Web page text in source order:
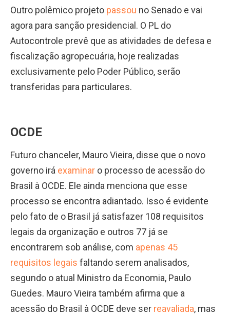
Outro polêmico projeto passou no Senado e vai
agora para sanção presidencial. O PL do
Autocontrole prevê que as atividades de defesa e
fiscalização agropecuária, hoje realizadas
exclusivamente pelo Poder Público, serão
transferidas para particulares.
OCDE
Futuro chanceler, Mauro Vieira, disse que o novo
governo irá examinar o processo de acessão do
Brasil à OCDE. Ele ainda menciona que esse
processo se encontra adiantado. Isso é evidente
pelo fato de o Brasil já satisfazer 108 requisitos
legais da organização e outros 77 já se
encontrarem sob análise, com apenas 45
requisitos legais faltando serem analisados,
segundo o atual Ministro da Economia, Paulo
Guedes. Mauro Vieira também afirma que a
acessão do Brasil à OCDE deve ser reavaliada, mas